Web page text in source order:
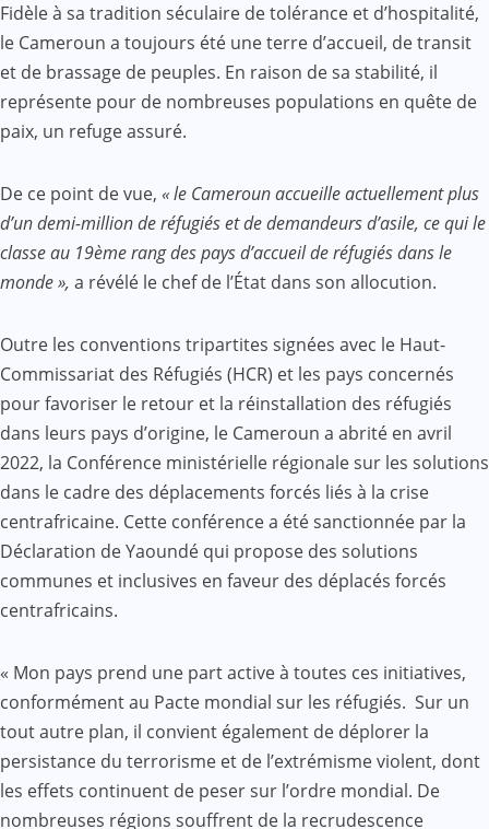
Fidèle à sa tradition séculaire de tolérance et d’hospitalité,
le Cameroun a toujours été une terre d’accueil, de transit
et de brassage de peuples. En raison de sa stabilité, il
représente pour de nombreuses populations en quête de
paix, un refuge assuré.
De ce point de vue, « le Cameroun accueille actuellement plus
d’un demi-million de réfugiés et de demandeurs d’asile, ce qui le
classe au 19ème rang des pays d’accueil de réfugiés dans le
monde », a révélé le chef de l’État dans son allocution.
Outre les conventions tripartites signées avec le Haut-
Commissariat des Réfugiés (HCR) et les pays concernés
pour favoriser le retour et la réinstallation des réfugiés
dans leurs pays d’origine, le Cameroun a abrité en avril
2022, la Conférence ministérielle régionale sur les solutions
dans le cadre des déplacements forcés liés à la crise
centrafricaine. Cette conférence a été sanctionnée par la
Déclaration de Yaoundé qui propose des solutions
communes et inclusives en faveur des déplacés forcés
centrafricains.
« Mon pays prend une part active à toutes ces initiatives,
conformément au Pacte mondial sur les réfugiés. Sur un
tout autre plan, il convient également de déplorer la
persistance du terrorisme et de l’extrémisme violent, dont
les effets continuent de peser sur l’ordre mondial. De
nombreuses régions souffrent de la recrudescence